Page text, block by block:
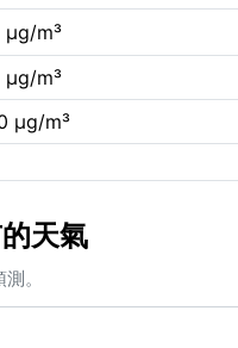
µg/m³
µg/m³
µg/m³
天氣
。